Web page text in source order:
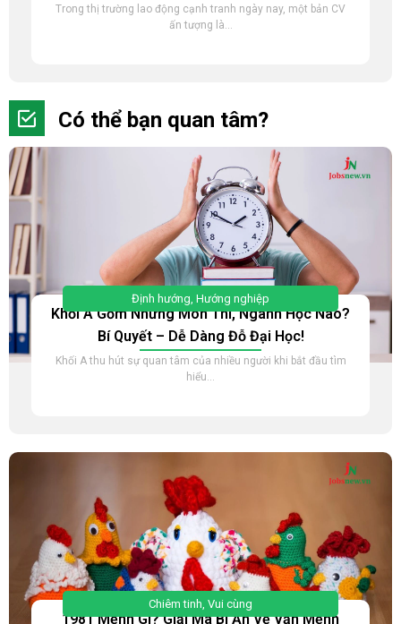
Trong thị trường lao động cạnh tranh ngày nay, một bản CV
ấn tượng là...
Có thể bạn quan tâm?
Định hướng, Hướng nghiệp
Khối A Gồm Những Môn Thi, Ngành Học Nào?
Bí Quyết – Dễ Dàng Đỗ Đại Học!
Khối A thu hút sự quan tâm của nhiều người khi bắt đầu tìm
hiểu...
Chiêm tinh, Vui cùng
1981 Mệnh Gì? Giải Mã Bí Ẩn Về Vận Mệnh